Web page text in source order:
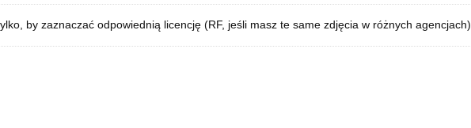
by zaznaczać odpowiednią licencję (RF, jeśli masz te same zdjęcia w różnych agencjach).